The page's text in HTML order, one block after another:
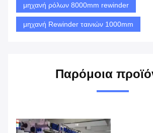
μηχανή ρόλων 8000mm rewinder
μηχανή Rewinder ταινιών 1000mm
Παρόμοια